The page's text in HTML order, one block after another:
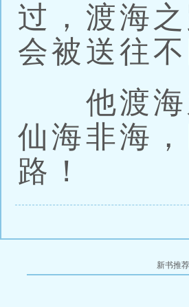
过，渡海
会被送往
他渡海
仙海非海
路！
新书推荐